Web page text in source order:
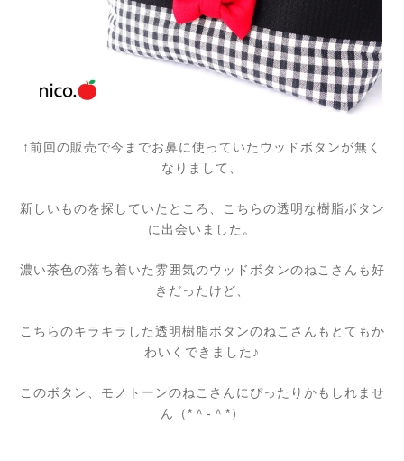
↑前回の販売で今までお鼻に使っていたウッドボタンが無く
なりまして、
新しいものを探していたところ、こちらの透明な樹脂ボタン
に出会いました。
濃い茶色の落ち着いた雰囲気のウッドボタンのねこさんも好
きだったけど、
こちらのキラキラした透明樹脂ボタンのねこさんもとてもか
わいくできました♪
このボタン、モノトーンのねこさんにぴったりかもしれませ
ん（*＾-＾*）